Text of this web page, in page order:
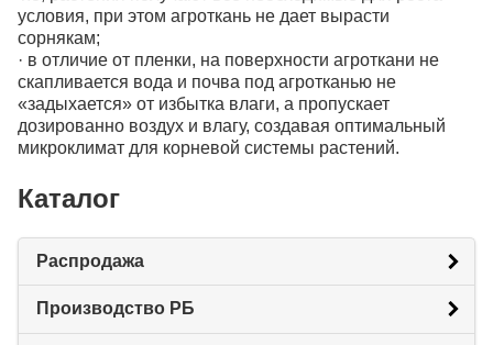
условия, при этом агроткань не дает вырасти
сорнякам;
· в отличие от пленки, на поверхности агроткани не
скапливается вода и почва под агротканью не
«задыхается» от избытка влаги, а пропускает
дозированно воздух и влагу, создавая оптимальный
микроклимат для корневой системы растений.
Каталог
Распродажа
Производство РБ